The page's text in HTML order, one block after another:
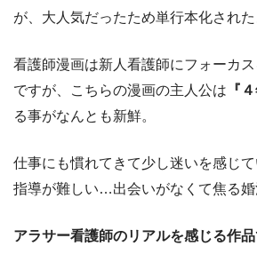
が、大人気だったため単行本化された
看護師漫画は新人看護師にフォーカ
ですが、こちらの漫画の主人公は 『
る事がなんとも新鮮。
仕事にも慣れてきて少し迷いを感じ
指導が難しい…出会いがなくて焦る
アラサー看護師のリアルを感じる作品